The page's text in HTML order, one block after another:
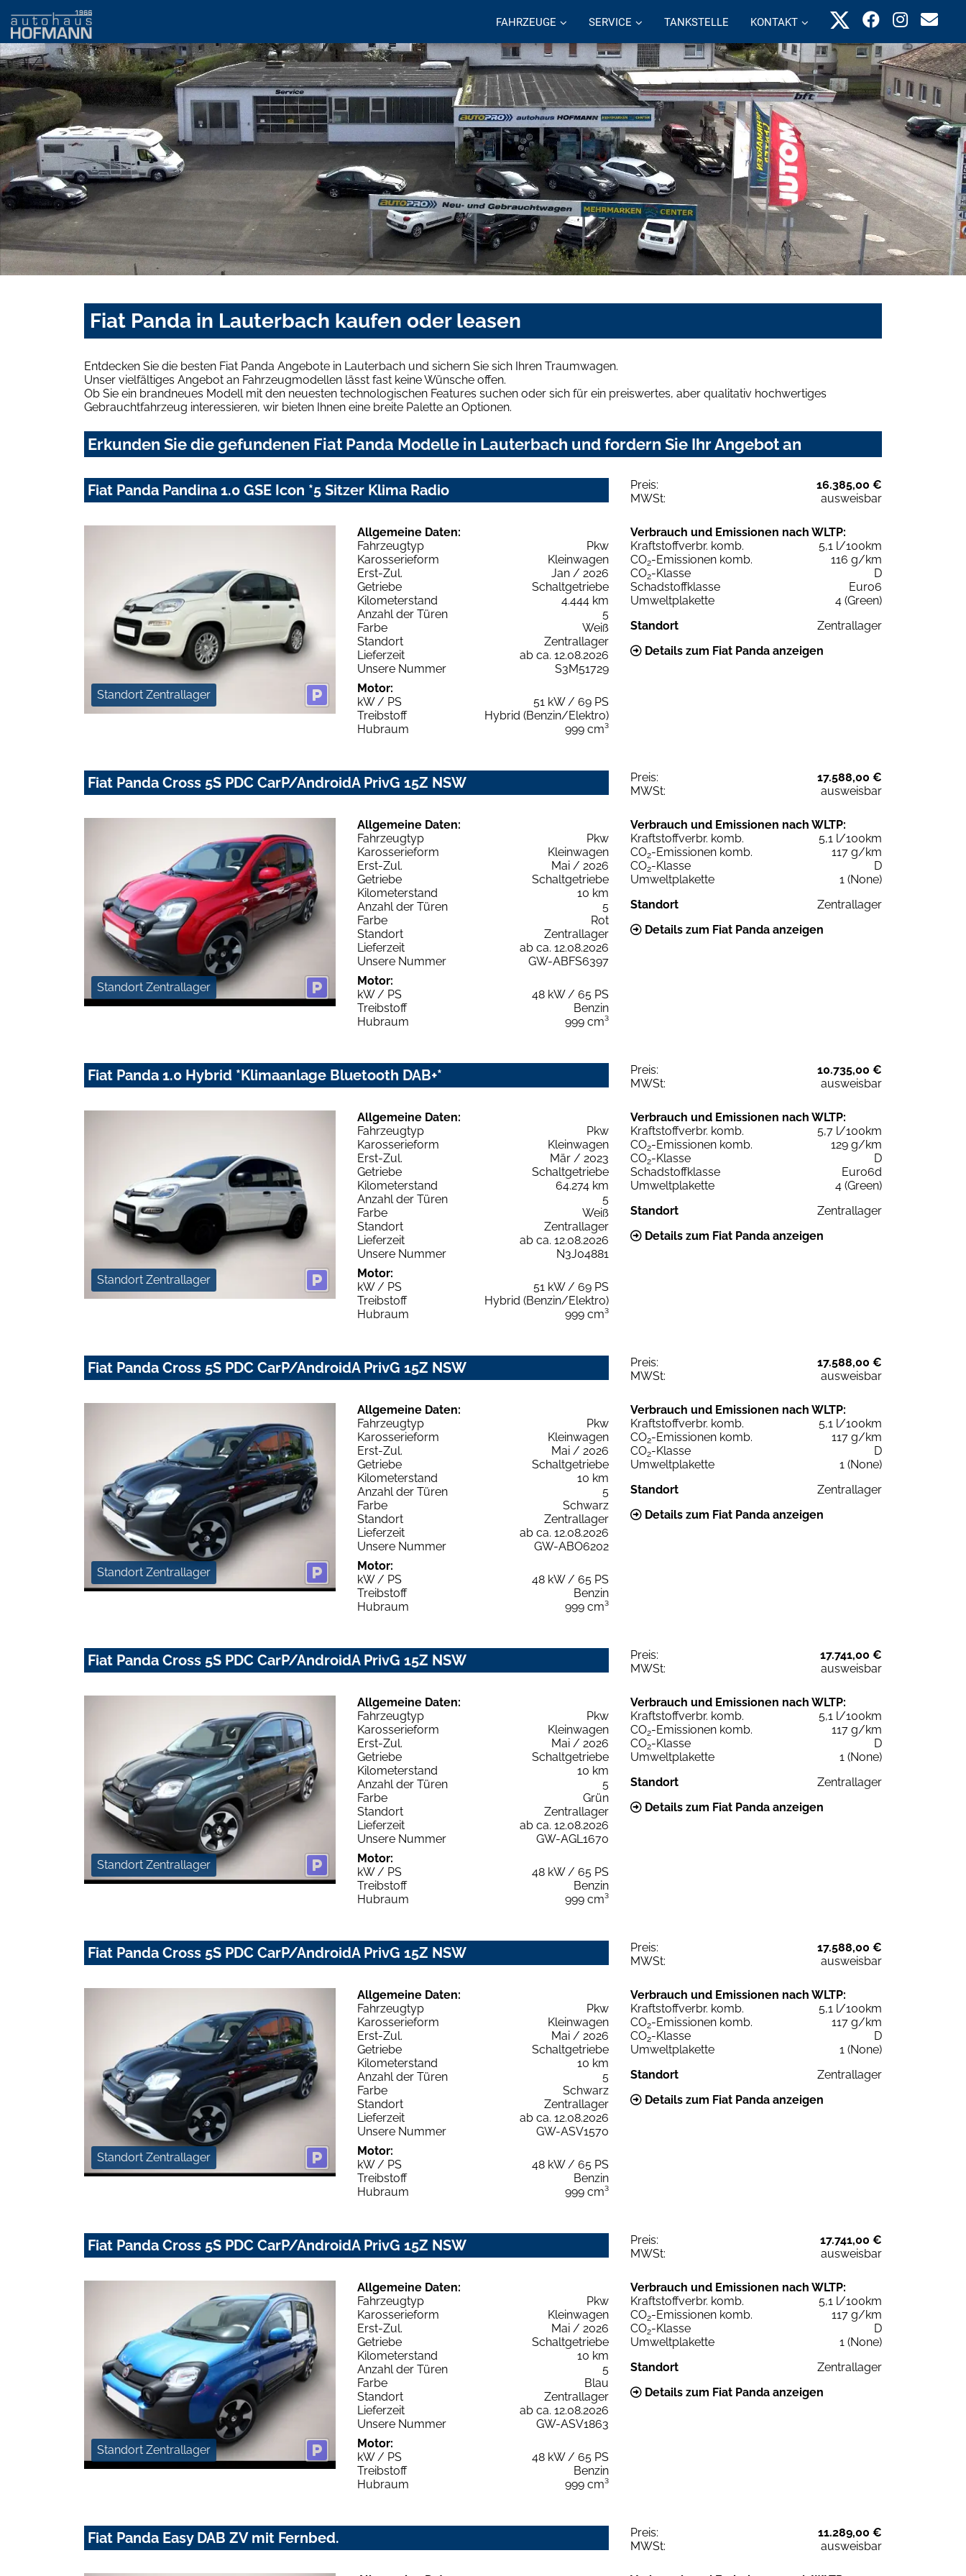
FAHRZEUGE SERVICE TANKSTELLE KONTAKT
Fiat Panda in Lauterbach kaufen oder leasen
Entdecken Sie die besten Fiat Panda Angebote in Lauterbach und sichern Sie sich Ihren Traumwagen.
Unser vielfältiges Angebot an Fahrzeugmodellen lässt fast keine Wünsche offen.
Ob Sie ein brandneues Modell mit den neuesten technologischen Features suchen oder sich für ein preiswertes, aber qualitativ hochwertiges
Gebrauchtfahrzeug interessieren, wir bieten Ihnen eine breite Palette an Optionen.
Erkunden Sie die gefundenen Fiat Panda Modelle in Lauterbach und fordern Sie Ihr Angebot an
Fiat Panda Pandina 1.0 GSE Icon *5 Sitzer Klima Radio Preis:
16.385,00 €
MWSt:
ausweisbar
Standort Zentrallager
Allgemeine Daten:
Fahrzeugtyp
Pkw
Karosserieform
Kleinwagen
Erst-Zul.
Jan / 2026
Getriebe
Schaltgetriebe
Kilometerstand
4.444 km
Anzahl der Türen
5
Farbe
Weiß
Standort
Zentrallager
Lieferzeit
ab ca. 12.08.2026
Unsere Nummer
S3M51729
Motor:
kW / PS
51 kW / 69 PS
Treibstoff
Hybrid (Benzin/Elektro)
Hubraum
999 cm³
Verbrauch und Emissionen nach WLTP:
Kraftstoffverbr. komb.
5,1 l/100km
CO2-Emissionen komb.
116 g/km
CO2-Klasse
D
Schadstoffklasse
Euro6
Umweltplakette
4 (Green)
Standort
Zentrallager
Details zum Fiat Panda anzeigen
Fiat Panda Cross 5S PDC CarP/AndroidA PrivG 15Z NSW Preis:
17.588,00 €
MWSt:
ausweisbar
Standort Zentrallager
Allgemeine Daten:
Fahrzeugtyp
Pkw
Karosserieform
Kleinwagen
Erst-Zul.
Mai / 2026
Getriebe
Schaltgetriebe
Kilometerstand
10 km
Anzahl der Türen
5
Farbe
Rot
Standort
Zentrallager
Lieferzeit
ab ca. 12.08.2026
Unsere Nummer
GW-ABFS6397
Motor:
kW / PS
48 kW / 65 PS
Treibstoff
Benzin
Hubraum
999 cm³
Verbrauch und Emissionen nach WLTP:
Kraftstoffverbr. komb.
5,1 l/100km
CO2-Emissionen komb.
117 g/km
CO2-Klasse
D
Umweltplakette
1 (None)
Standort
Zentrallager
Details zum Fiat Panda anzeigen
Fiat Panda 1.0 Hybrid *Klimaanlage Bluetooth DAB+* Preis:
10.735,00 €
MWSt:
ausweisbar
Standort Zentrallager
Allgemeine Daten:
Fahrzeugtyp
Pkw
Karosserieform
Kleinwagen
Erst-Zul.
Mär / 2023
Getriebe
Schaltgetriebe
Kilometerstand
64.274 km
Anzahl der Türen
5
Farbe
Weiß
Standort
Zentrallager
Lieferzeit
ab ca. 12.08.2026
Unsere Nummer
N3J04881
Motor:
kW / PS
51 kW / 69 PS
Treibstoff
Hybrid (Benzin/Elektro)
Hubraum
999 cm³
Verbrauch und Emissionen nach WLTP:
Kraftstoffverbr. komb.
5,7 l/100km
CO2-Emissionen komb.
129 g/km
CO2-Klasse
D
Schadstoffklasse
Euro6d
Umweltplakette
4 (Green)
Standort
Zentrallager
Details zum Fiat Panda anzeigen
Fiat Panda Cross 5S PDC CarP/AndroidA PrivG 15Z NSW Preis:
17.588,00 €
MWSt:
ausweisbar
Standort Zentrallager
Allgemeine Daten:
Fahrzeugtyp
Pkw
Karosserieform
Kleinwagen
Erst-Zul.
Mai / 2026
Getriebe
Schaltgetriebe
Kilometerstand
10 km
Anzahl der Türen
5
Farbe
Schwarz
Standort
Zentrallager
Lieferzeit
ab ca. 12.08.2026
Unsere Nummer
GW-ABO6202
Motor:
kW / PS
48 kW / 65 PS
Treibstoff
Benzin
Hubraum
999 cm³
Verbrauch und Emissionen nach WLTP:
Kraftstoffverbr. komb.
5,1 l/100km
CO2-Emissionen komb.
117 g/km
CO2-Klasse
D
Umweltplakette
1 (None)
Standort
Zentrallager
Details zum Fiat Panda anzeigen
Fiat Panda Cross 5S PDC CarP/AndroidA PrivG 15Z NSW Preis:
17.741,00 €
MWSt:
ausweisbar
Standort Zentrallager
Allgemeine Daten:
Fahrzeugtyp
Pkw
Karosserieform
Kleinwagen
Erst-Zul.
Mai / 2026
Getriebe
Schaltgetriebe
Kilometerstand
10 km
Anzahl der Türen
5
Farbe
Grün
Standort
Zentrallager
Lieferzeit
ab ca. 12.08.2026
Unsere Nummer
GW-AGL1670
Motor:
kW / PS
48 kW / 65 PS
Treibstoff
Benzin
Hubraum
999 cm³
Verbrauch und Emissionen nach WLTP:
Kraftstoffverbr. komb.
5,1 l/100km
CO2-Emissionen komb.
117 g/km
CO2-Klasse
D
Umweltplakette
1 (None)
Standort
Zentrallager
Details zum Fiat Panda anzeigen
Fiat Panda Cross 5S PDC CarP/AndroidA PrivG 15Z NSW Preis:
17.588,00 €
MWSt:
ausweisbar
Standort Zentrallager
Allgemeine Daten:
Fahrzeugtyp
Pkw
Karosserieform
Kleinwagen
Erst-Zul.
Mai / 2026
Getriebe
Schaltgetriebe
Kilometerstand
10 km
Anzahl der Türen
5
Farbe
Schwarz
Standort
Zentrallager
Lieferzeit
ab ca. 12.08.2026
Unsere Nummer
GW-ASV1570
Motor:
kW / PS
48 kW / 65 PS
Treibstoff
Benzin
Hubraum
999 cm³
Verbrauch und Emissionen nach WLTP:
Kraftstoffverbr. komb.
5,1 l/100km
CO2-Emissionen komb.
117 g/km
CO2-Klasse
D
Umweltplakette
1 (None)
Standort
Zentrallager
Details zum Fiat Panda anzeigen
Fiat Panda Cross 5S PDC CarP/AndroidA PrivG 15Z NSW Preis:
17.741,00 €
MWSt:
ausweisbar
Standort Zentrallager
Allgemeine Daten:
Fahrzeugtyp
Pkw
Karosserieform
Kleinwagen
Erst-Zul.
Mai / 2026
Getriebe
Schaltgetriebe
Kilometerstand
10 km
Anzahl der Türen
5
Farbe
Blau
Standort
Zentrallager
Lieferzeit
ab ca. 12.08.2026
Unsere Nummer
GW-ASV1863
Motor:
kW / PS
48 kW / 65 PS
Treibstoff
Benzin
Hubraum
999 cm³
Verbrauch und Emissionen nach WLTP:
Kraftstoffverbr. komb.
5,1 l/100km
CO2-Emissionen komb.
117 g/km
CO2-Klasse
D
Umweltplakette
1 (None)
Standort
Zentrallager
Details zum Fiat Panda anzeigen
Fiat Panda Easy DAB ZV mit Fernbed. Preis:
11.289,00 €
MWSt:
ausweisbar